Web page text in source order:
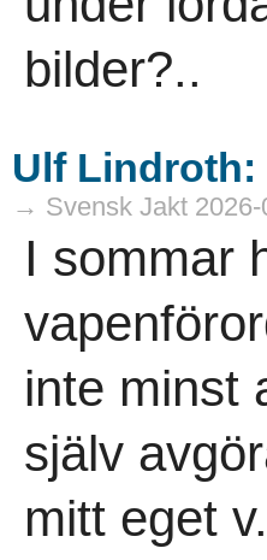
bilder?..
Ulf Lindroth:
→ Svensk Jakt 2026-
I sommar
inte minst
själv
mitt eget